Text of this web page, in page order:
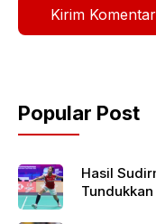
Popular Post
Hasil